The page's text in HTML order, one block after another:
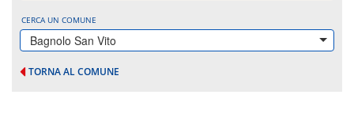
CERCA UN COMUNE
Bagnolo San Vito
TORNA AL COMUNE